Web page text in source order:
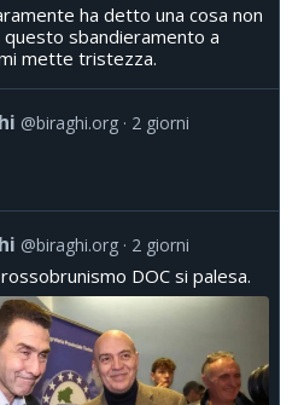
ha detto una cosa non
questo sbandieramento a
mette tristezza.
@biraghi.org 2 giorni
@biraghi.org 2 giorni
DOC si palesa.